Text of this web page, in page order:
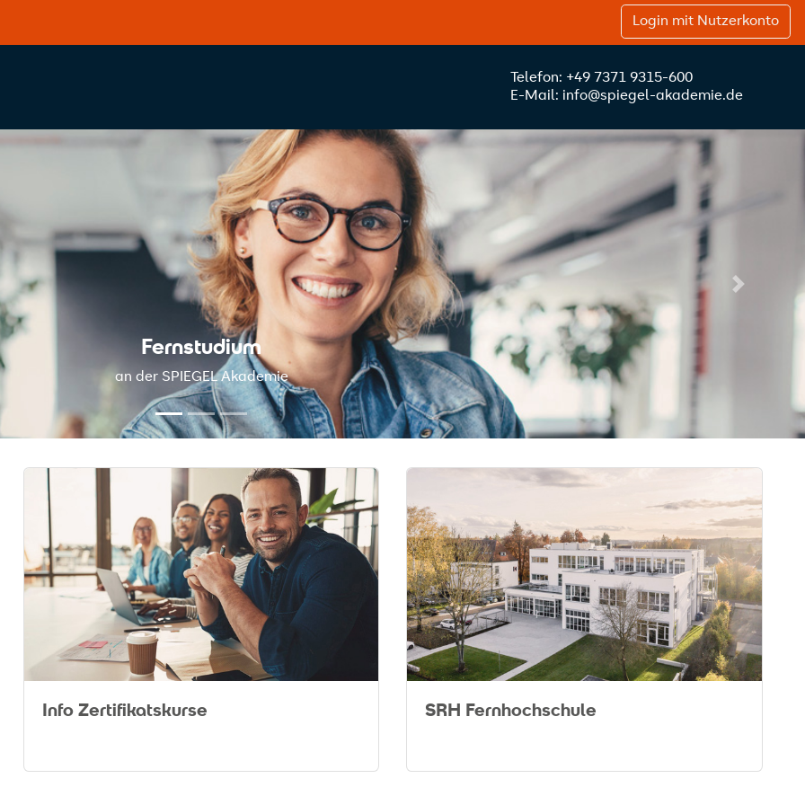
Login mit Nutzerkonto
Telefon: +49 7371 9315-600
E-Mail: info@spiegel-akademie.de
Fernstudium
an der SPIEGEL Akademie
Next
Info Zertifikatskurse SRH Fernhochschule